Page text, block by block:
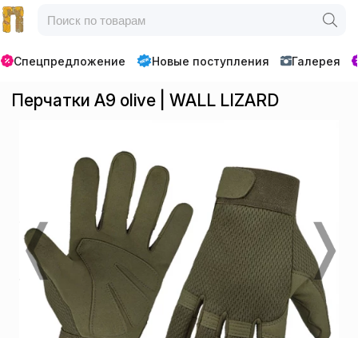
Спецпредложение Новые поступления Галерея
Перчатки A9 olive | WALL LIZARD